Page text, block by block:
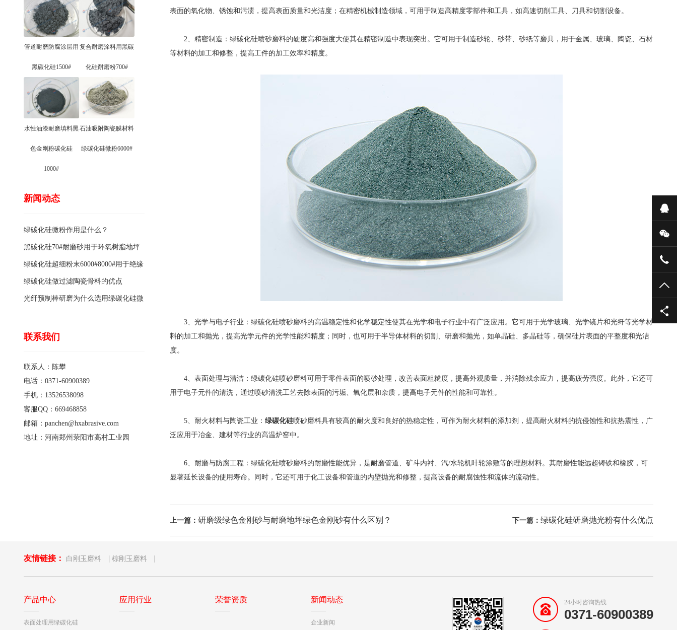
管道耐磨防腐涂层用
黑碳化硅1500#
复合耐磨涂料用黑碳
化硅耐磨粉700#
水性油漆耐磨填料黑
色金刚粉碳化硅
1000#
石油吸附陶瓷膜材料
绿碳化硅微粉6000#
新闻动态
绿碳化硅微粉作用是什么？
黑碳化硅70#耐磨砂用于环氧树脂地坪
骨料的特点有哪些？
绿碳化硅超细粉末6000#8000#用于绝缘
涂料的优点
绿碳化硅做过滤陶瓷骨料的优点
光纤预制棒研磨为什么选用绿碳化硅微
联系我们
联系人：陈攀
电话：0371-60900389
手机：13526538098
客服QQ：669468858
邮箱：panchen@hxabrasive.com
地址：河南郑州荥阳市高村工业园
表面的氧化物、锈蚀和污渍，提高表面质量和光洁度；在精密机械制造领域，可用于制造高精度零部件和工具，如高速切削工具、刀具和切割设备。
2、精密制造：绿碳化硅喷砂磨料的硬度高和强度大使其在精密制造中表现突出。它可用于制造砂轮、砂带、砂纸等磨具，用于金属、玻璃、陶瓷、石材
等材料的加工和修整，提高工件的加工效率和精度。
3、光学与电子行业：绿碳化硅喷砂磨料的高温稳定性和化学稳定性使其在光学和电子行业中有广泛应用。它可用于光学玻璃、光学镜片和光纤等光学材
料的加工和抛光，提高光学元件的光学性能和精度；同时，也可用于半导体材料的切割、研磨和抛光，如单晶硅、多晶硅等，确保硅片表面的平整度和光洁
度。
4、表面处理与清洁：绿碳化硅喷砂磨料可用于零件表面的喷砂处理，改善表面粗糙度，提高外观质量，并消除残余应力，提高疲劳强度。此外，它还可
用于电子元件的清洗，通过喷砂清洗工艺去除表面的污垢、氧化层和杂质，提高电子元件的性能和可靠性。
5、耐火材料与陶瓷工业： 绿碳化硅喷砂磨料具有较高的耐火度和良好的热稳定性，可作为耐火材料的添加剂，提高耐火材料的抗侵蚀性和抗热震性，广
泛应用于冶金、建材等行业的高温炉窑中。
6、耐磨与防腐工程：绿碳化硅喷砂磨料的耐磨性能优异，是耐磨管道、矿斗内衬、汽/水轮机叶轮涂敷等的理想材料。其耐磨性能远超铸铁和橡胶，可
显著延长设备的使用寿命。同时，它还可用于化工设备和管道的内壁抛光和修整，提高设备的耐腐蚀性和流体的流动性。
上一篇： 研磨级绿色金刚砂与耐磨地坪绿色金刚砂有什么区别？ 下一篇： 绿碳化硅研磨抛光粉有什么优点
友情链接： 白刚玉磨料 | 棕刚玉磨料 |
产品中心
表面处理用绿碳化硅
应用行业 荣誉资质 新闻动态
企业新闻
24小时咨询热线
0371-60900389
在
微